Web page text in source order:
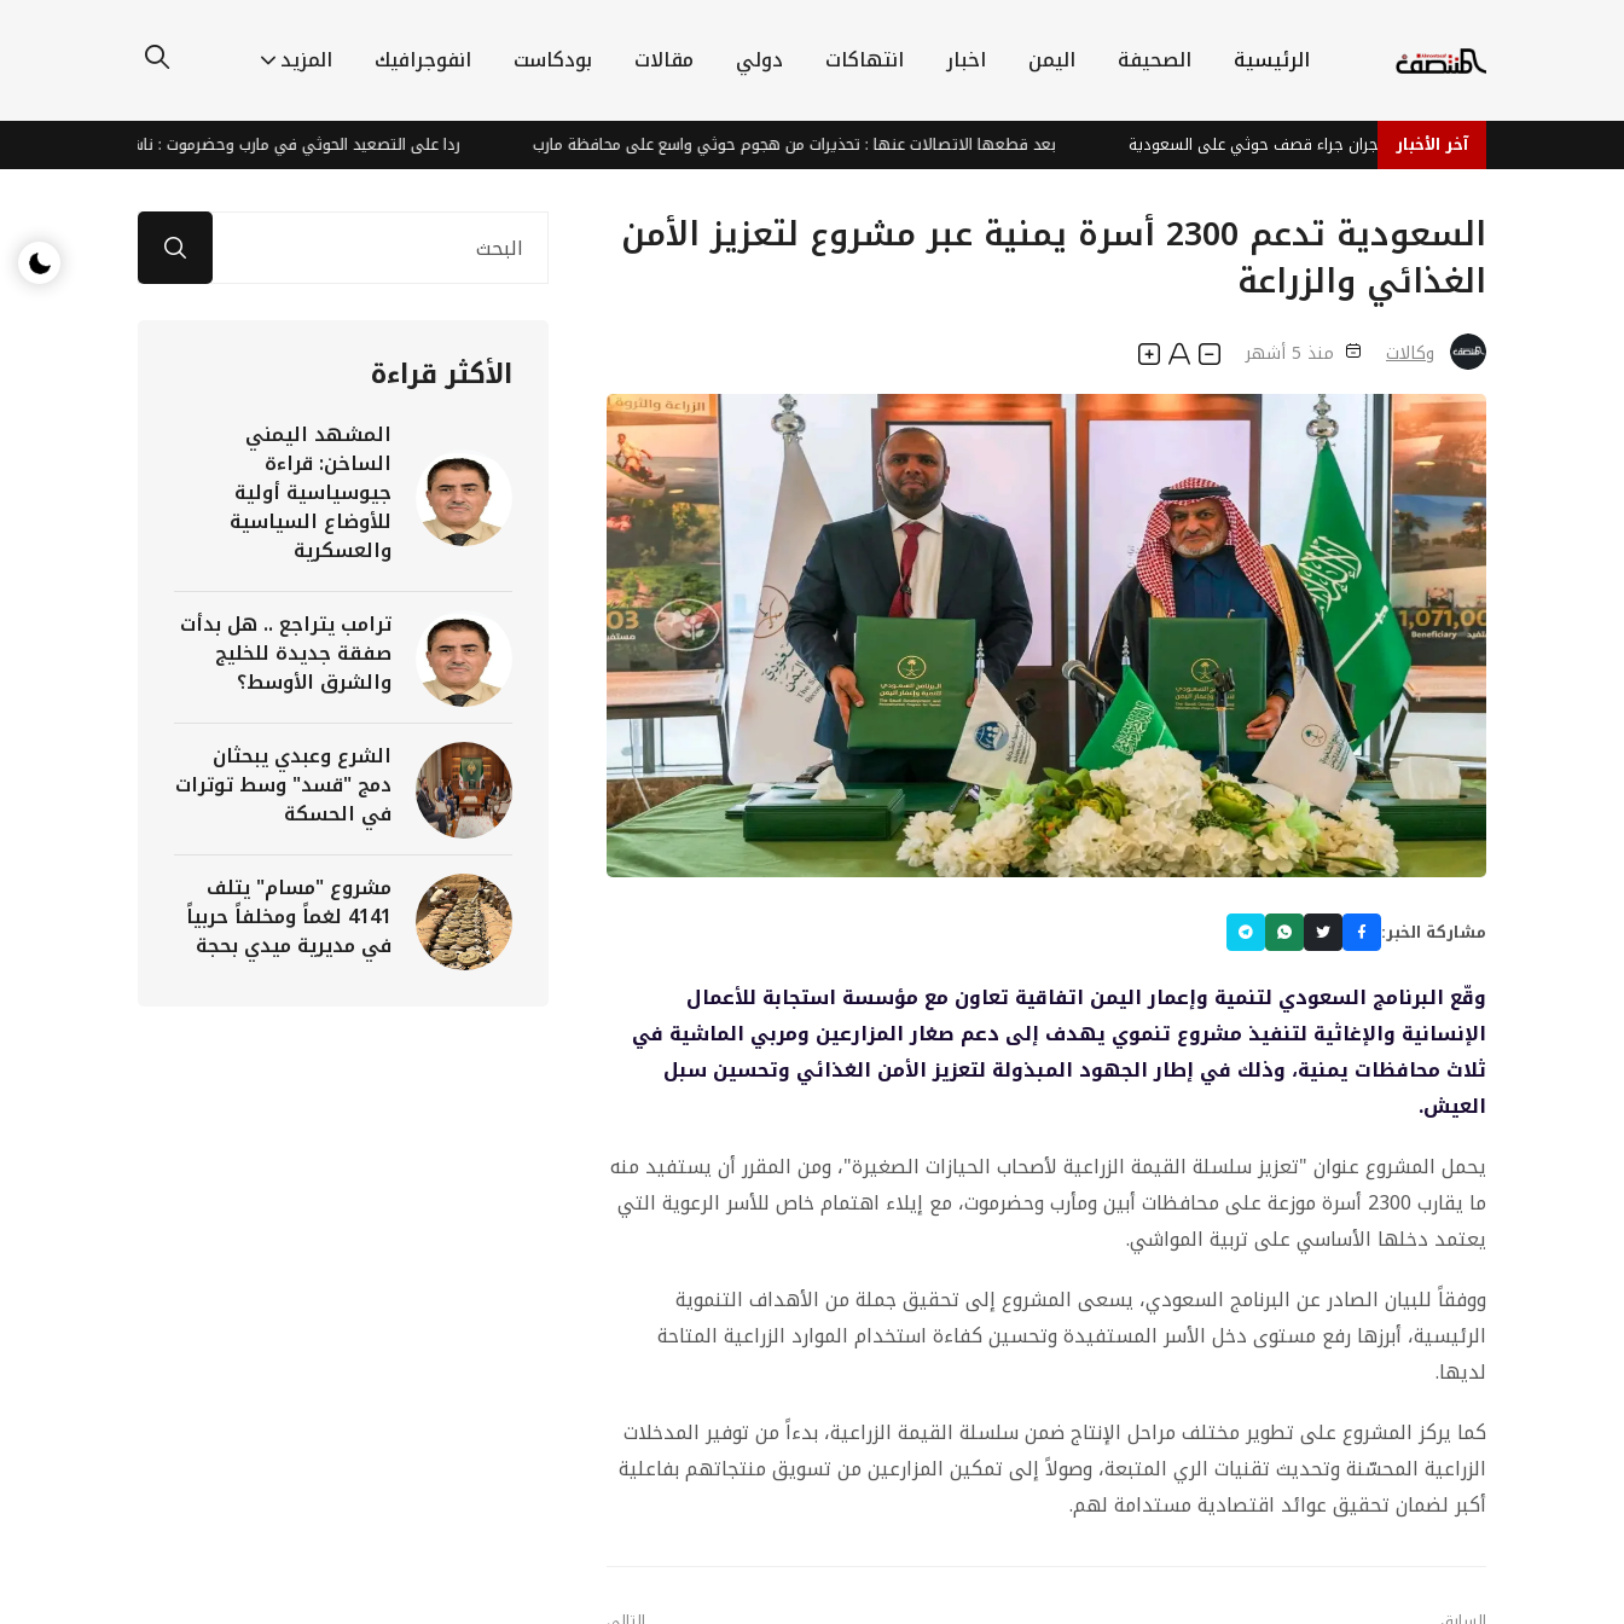
الرئيسية الصحيفة اليمن اخبار انتهاكات دولي مقالات بودكاست انفوجرافيك المزيد
آخر الأخبار
إصابات في نجران جراء قصف حوثي على السعودية بعد قطعها الاتصالات عنها : تحذيرات من هجوم حوثي واسع على محافظة مارب ردا على التصعيد الحوثي في مارب وحضرموت : ناشطون يطالبون الشرعية
السعودية تدعم 2300 أسرة يمنية عبر مشروع لتعزيز الأمن
الغذائي والزراعة
وكالات منذ 5 أشهر
مشاركة الخبر:
وقّع البرنامج السعودي لتنمية وإعمار اليمن اتفاقية تعاون مع مؤسسة استجابة للأعمال
الإنسانية والإغاثية لتنفيذ مشروع تنموي يهدف إلى دعم صغار المزارعين ومربي الماشية في
ثلاث محافظات يمنية، وذلك في إطار الجهود المبذولة لتعزيز الأمن الغذائي وتحسين سبل
العيش.
يحمل المشروع عنوان "تعزيز سلسلة القيمة الزراعية لأصحاب الحيازات الصغيرة"، ومن المقرر أن يستفيد منه
ما يقارب 2300 أسرة موزعة على محافظات أبين ومأرب وحضرموت، مع إيلاء اهتمام خاص للأسر الرعوية التي
يعتمد دخلها الأساسي على تربية المواشي.
ووفقاً للبيان الصادر عن البرنامج السعودي، يسعى المشروع إلى تحقيق جملة من الأهداف التنموية
الرئيسية، أبرزها رفع مستوى دخل الأسر المستفيدة وتحسين كفاءة استخدام الموارد الزراعية المتاحة
لديها.
كما يركز المشروع على تطوير مختلف مراحل الإنتاج ضمن سلسلة القيمة الزراعية، بدءاً من توفير المدخلات
الزراعية المحسّنة وتحديث تقنيات الري المتبعة، وصولاً إلى تمكين المزارعين من تسويق منتجاتهم بفاعلية
أكبر لضمان تحقيق عوائد اقتصادية مستدامة لهم.
الأكثر قراءة
المشهد اليمني
الساخن: قراءة
جيوسياسية أولية
للأوضاع السياسية
والعسكرية
ترامب يتراجع .. هل بدأت
صفقة جديدة للخليج
والشرق الأوسط؟
الشرع وعبدي يبحثان
دمج "قسد" وسط توترات
في الحسكة
مشروع "مسام" يتلف
4141 لغماً ومخلفاً حربياً
في مديرية ميدي بحجة